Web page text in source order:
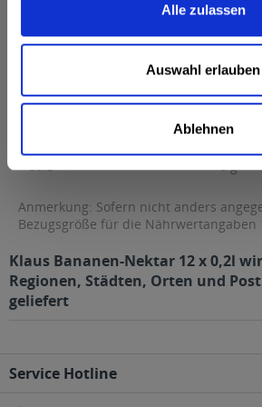
Alle zulassen
Auswahl erlauben
Ablehnen
0 g
davon gesättigte Fettsäuren
0 g
13 g
davon Zucker
13 g
0 g
Salz
0 g
Anmerkung: Sofern nicht anders
Bezugsgröße für die Nährwertangaben
Klaus Bananen-Nektar 12 x 0,2l
Regionen, Städten, Orten und
geliefert
Service Hotline